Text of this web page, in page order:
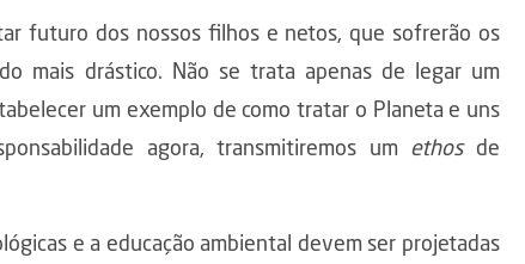
futuro dos nossos filhos e netos, que sofrerão os
mais drástico. Não se trata apenas de legar um
um exemplo de como tratar o Planeta e uns
agora, transmitiremos um ethos de
e a educação ambiental devem ser projetadas